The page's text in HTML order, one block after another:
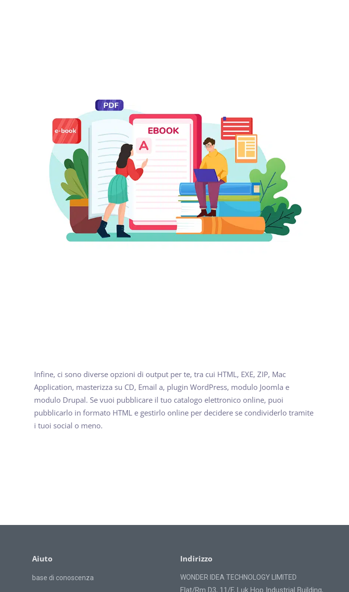
Infine, ci sono diverse opzioni di output per te, tra cui HTML, EXE, ZIP, Mac
Application, masterizza su CD, Email a, plugin WordPress, modulo Joomla e
modulo Drupal. Se vuoi pubblicare il tuo catalogo elettronico online, puoi
pubblicarlo in formato HTML e gestirlo online per decidere se condividerlo tramite
i tuoi social o meno.
Aiuto
base di conoscenza
Indirizzo
WONDER IDEA TECHNOLOGY LIMITED
Flat/Rm D3, 11/F, Luk Hop Industrial Building,